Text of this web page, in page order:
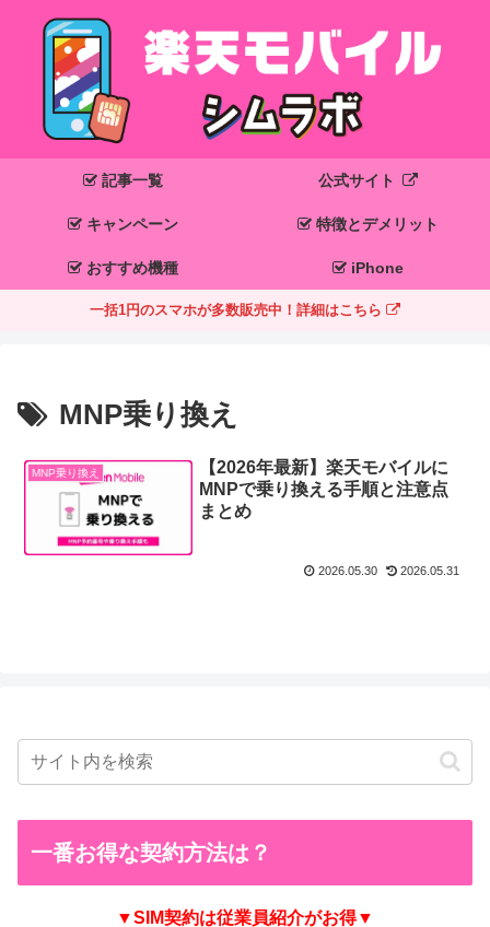
記事一覧 公式サイト
キャンペーン 特徴とデメリット
おすすめ機種 iPhone
一括1円のスマホが多数販売中！詳細はこちら
MNP乗り換え
MNP乗り換え
【2026年最新】楽天モバイルに
MNPで乗り換える手順と注意点
まとめ
2026.05.30 2026.05.31
一番お得な契約方法は？
▼SIM契約は従業員紹介がお得▼